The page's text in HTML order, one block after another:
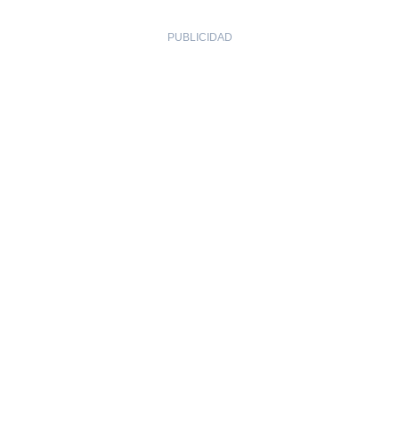
PUBLICIDAD